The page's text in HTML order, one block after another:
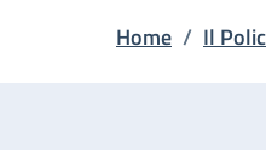
Home / Il